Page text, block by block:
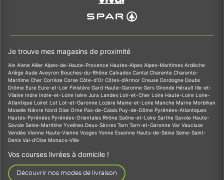
Je trouve mes magasins de proximité
Ain Aisne Allier Alpes-de-Haute-Provence Hautes-Alpes Alpes-Maritimes Ardèche
Ariège Aude Aveyron Bouches-du-Rhône Calvados Cantal Charente Charente-
Maritime Cher Corrèze Corse Côte-d'Or Côtes-d'Armor Creuse Dordogne Doubs
Drôme Eure Eure-et-Loir Finistère Gard Haute-Garonne Gers Gironde Hérault Ille-et-
Vilaine Indre Indre-et-Loire Isère Jura Landes Loir-et-Cher Loire Haute-Loire Loire-
Atlantique Loiret Lot Lot-et-Garonne Lozère Maine-et-Loire Manche Marne Morbihan
Moselle Nièvre Nord Oise Orne Pas-de-Calais Puy-de-Dôme Pyrénées-Atlantiques
Hautes-Pyrénées Pyrénées-Orientales Rhône Saône-et-Loire Sarthe Savoie Haute-
Savoie Seine-Maritime Yvelines Deux-Sèvres Tarn Tarn-et-Garonne Var Vaucluse
Vendée Vienne Haute-Vienne Vosges Yonne Essonne Hauts-de-Seine Seine-Saint-
Denis Val-d'Oise Monaco-Ville
Vos courses livrées à domicile !
Découvrir nos modes de livraison